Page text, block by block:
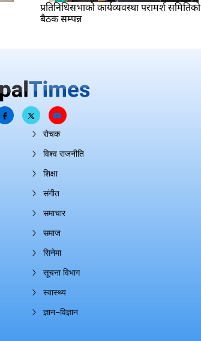
प्रतिनिधिसभाको कार्यव्यवस्था परामर्श समितिको
बैठक सम्पन्न
रोचक
विश्व राजनीति
शिक्षा
संगीत
समाचार
समाज
सिनेमा
सूचना विभाग
स्वास्थ्य
ज्ञान–विज्ञान